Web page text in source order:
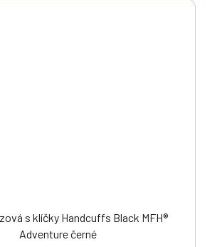
s klíčky Handcuffs Black MFH®
Adventure černé